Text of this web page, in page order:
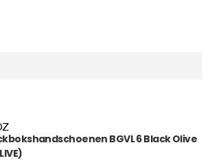
BGVL 6 Black Olive